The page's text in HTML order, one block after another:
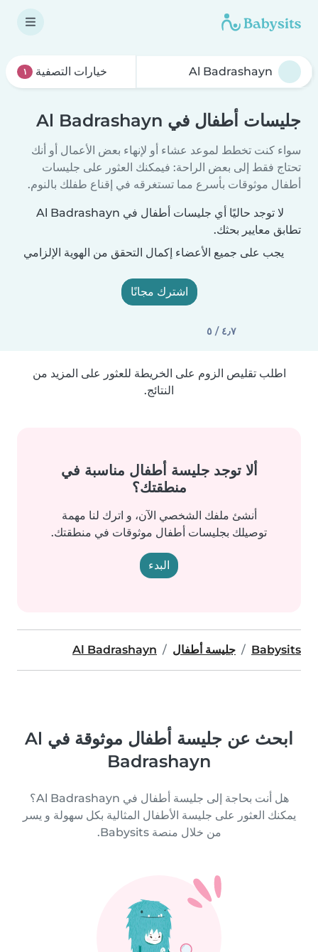
خيارات التصفية ١
جليسات أطفال في Al Badrashayn
سواء كنت تخطط لموعد عشاء أو لإنهاء بعض الأعمال أو أنك
تحتاج فقط إلى بعض الراحة: فيمكنك العثور على جليسات
أطفال موثوقات بأسرع مما تستغرقه في إقناع طفلك بالنوم.
لا توجد حاليًا أي جليسات أطفال في Al Badrashayn
تطابق معايير بحثك.
يجب على جميع الأعضاء إكمال التحقق من الهوية الإلزامي
اشترك مجانًا
٤٫٧ / ٥
اطلب تقليص الزوم على الخريطة للعثور على المزيد من
النتائج.
ألا توجد جليسة أطفال مناسبة في
منطقتك؟
أنشئ ملفك الشخصي الآن، و اترك لنا مهمة
توصيلك بجليسات أطفال موثوقات في منطقتك.
البدء
Babysits جليسة أطفال Al Badrashayn
ابحث عن جليسة أطفال موثوقة في Al
Badrashayn
هل أنت بحاجة إلى جليسة أطفال في Al Badrashayn؟
يمكنك العثور على جليسة الأطفال المثالية بكل سهولة و يسر
من خلال منصة Babysits.